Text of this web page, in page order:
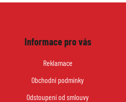
Informace pro vás
Reklamace
Obchodní podmínky
Odstoupení od smlouvy